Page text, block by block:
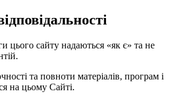
цього сайту надаються «як є» та не
та повноти матеріалів, програм і
на цьому Сайті.